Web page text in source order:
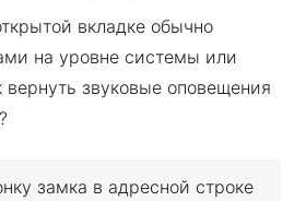
вкладке обычно
на уровне системы или
вернуть звуковые оповещения
замка в адресной строке